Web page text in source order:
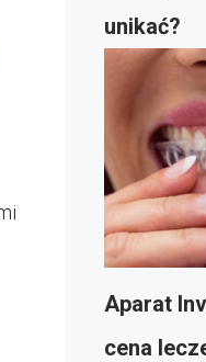
unikać?
Aparat
cena